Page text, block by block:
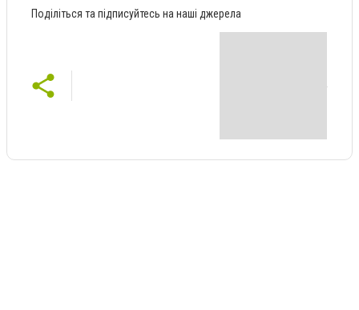
Поділіться та підписуйтесь на наші джерела